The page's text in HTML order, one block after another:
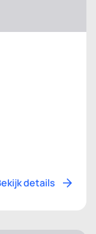
details